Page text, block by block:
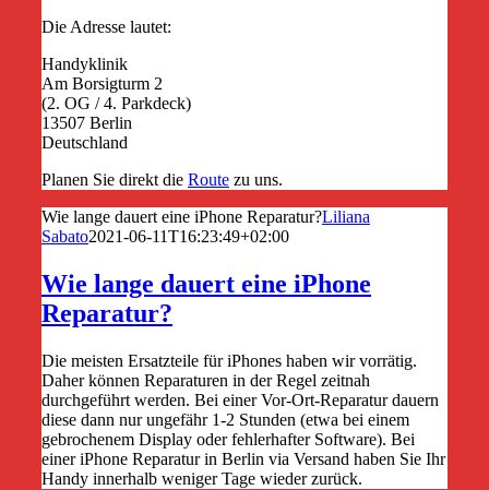
Die Adresse lautet:
Handyklinik
Am Borsigturm 2
(2. OG / 4. Parkdeck)
13507 Berlin
Deutschland
Planen Sie direkt die Routezu uns.
Wie lange dauert eine iPhone Reparatur?Liliana
Sabato2021-06-11T16:23:49+02:00
Wie lange dauert eine iPhone
Reparatur?
Die meisten Ersatzteile für iPhones haben wir vorrätig.
Daher können Reparaturen in der Regel zeitnah
durchgeführt werden. Bei einer Vor-Ort-Reparatur dauern
diese dann nur ungefähr 1-2 Stunden (etwa bei einem
gebrochenem Display oder fehlerhafter Software). Bei
einer iPhone Reparatur in Berlin via Versand haben Sie Ihr
Handy innerhalb weniger Tage wieder zurück.